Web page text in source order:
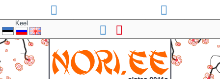
Keel